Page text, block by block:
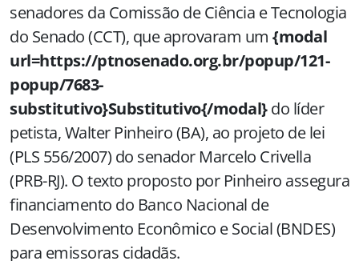
senadores da Comissão de Ciência e Tecnologia
do Senado (CCT), que aprovaram um {modal
url=https://ptnosenado.org.br/popup/121-
popup/7683-
substitutivo}Substitutivo{/modal}do líder
petista, Walter Pinheiro (BA), ao projeto de lei
(PLS 556/2007) do senador Marcelo Crivella
(PRB-RJ). O texto proposto por Pinheiro assegura
financiamento do Banco Nacional de
Desenvolvimento Econômico e Social (BNDES)
para emissoras cidadãs.